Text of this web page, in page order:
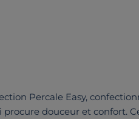
Percale Easy,
procure douceur et confort.